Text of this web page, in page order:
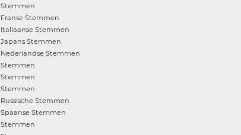
Stemmen
Franse Stemmen
Italiaanse Stemmen
Japans Stemmen
Nederlandse Stemmen
Stemmen
Stemmen
Stemmen
Russische Stemmen
Spaanse Stemmen
Stemmen